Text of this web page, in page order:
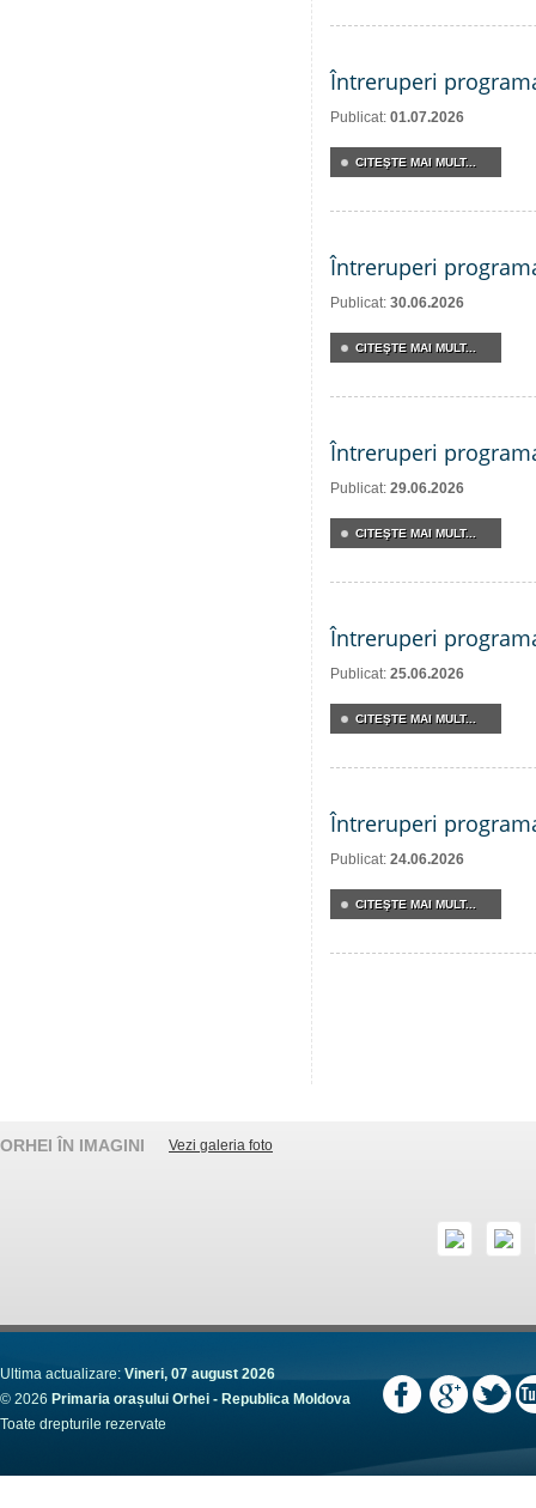
Întreruperi
Publicat: 01.07.2026
CITEŞTE MAI MULT...
Întreruperi
Publicat: 30.06.2026
CITEŞTE MAI MULT...
Întreruperi
Publicat: 29.06.2026
CITEŞTE MAI MULT...
Întreruperi
Publicat: 25.06.2026
CITEŞTE MAI MULT...
Întreruperi
Publicat: 24.06.2026
CITEŞTE MAI MULT...
ORHEI ÎN IMAGINI Vezi galeria foto
Ultima actualizare: Vineri, 07 august 2026
© 2026 Primaria orașului Orhei - Republica Moldova
Toate drepturile rezervate